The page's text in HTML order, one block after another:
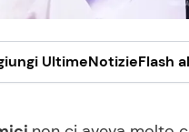
UltimeNotizieFlash